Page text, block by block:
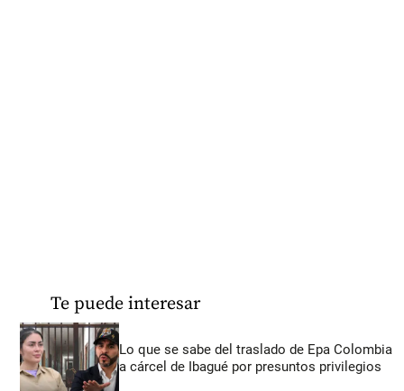
Te puede interesar
Lo que se sabe del traslado de Epa Colombia
a cárcel de Ibagué por presuntos privilegios